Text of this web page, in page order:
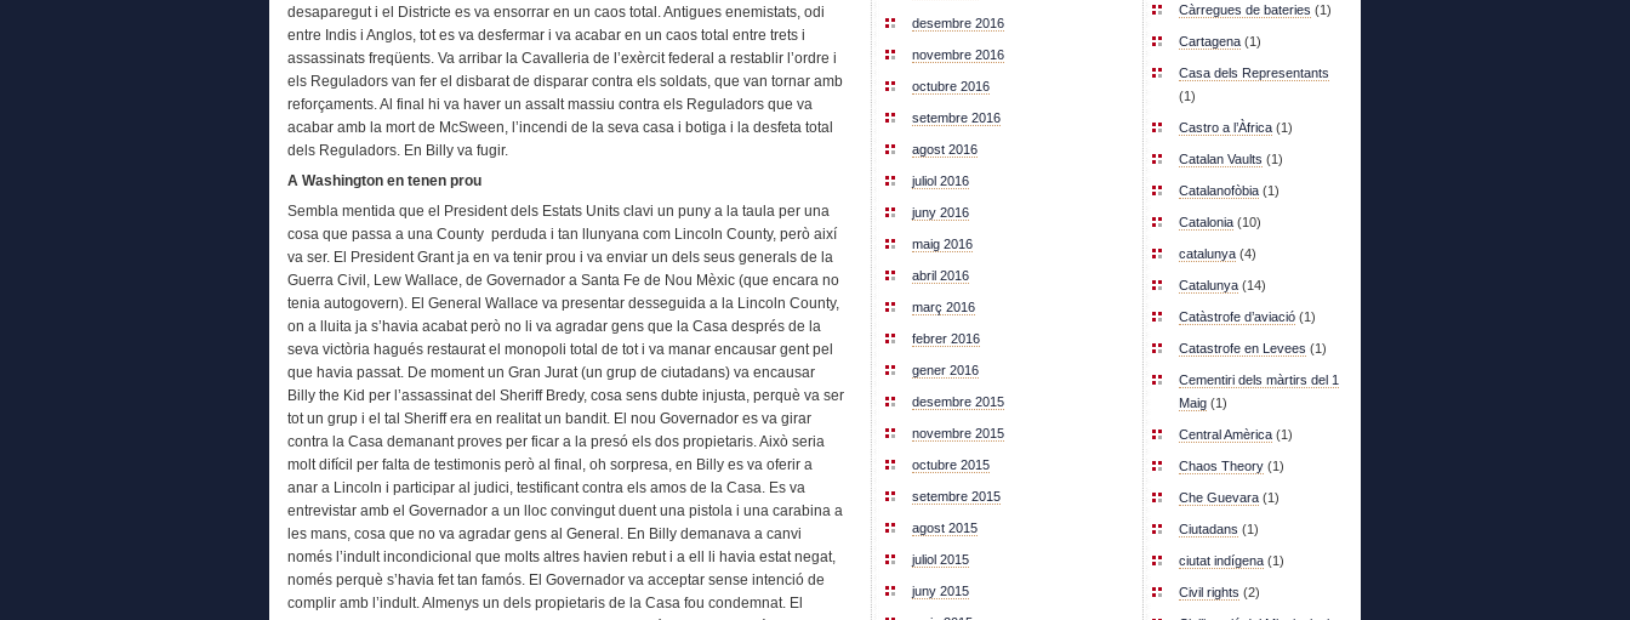
desaparegut i el Districte es va ensorrar en un caos total. Antigues enemistats, odi
entre Indis i Anglos, tot es va desfermar i va acabar en un caos total entre trets i
assassinats freqüents. Va arribar la Cavalleria de l’exèrcit federal a restablir l’ordre i
els Reguladors van fer el disbarat de disparar contra els soldats, que van tornar amb
reforçaments. Al final hi va haver un assalt massiu contra els Reguladors que va
acabar amb la mort de McSween, l’incendi de la seva casa i botiga i la desfeta total
dels Reguladors. En Billy va fugir.
A Washington en tenen prou
Sembla mentida que el President dels Estats Units clavi un puny a la taula per una
cosa que passa a una County perduda i tan llunyana com Lincoln County, però així
va ser. El President Grant ja en va tenir prou i va enviar un dels seus generals de la
Guerra Civil, Lew Wallace, de Governador a Santa Fe de Nou Mèxic (que encara no
tenia autogovern). El General Wallace va presentar desseguida a la Lincoln County,
on a lluita ja s’havia acabat però no li va agradar gens que la Casa després de la
seva victòria hagués restaurat el monopoli total de tot i va manar encausar gent pel
que havia passat. De moment un Gran Jurat (un grup de ciutadans) va encausar
Billy the Kid per l’assassinat del Sheriff Bredy, cosa sens dubte injusta, perquè va ser
tot un grup i el tal Sheriff era en realitat un bandit. El nou Governador es va girar
contra la Casa demanant proves per ficar a la presó els dos propietaris. Això seria
molt difícil per falta de testimonis però al final, oh sorpresa, en Billy es va oferir a
anar a Lincoln i participar al judici, testificant contra els amos de la Casa. Es va
entrevistar amb el Governador a un lloc convingut duent una pistola i una carabina a
les mans, cosa que no va agradar gens al General. En Billy demanava a canvi
només l’indult incondicional que molts altres havien rebut i a ell li havia estat negat,
només perquè s’havia fet tan famós. El Governador va acceptar sense intenció de
complir amb l’indult. Almenys un dels propietaris de la Casa fou condemnat. El
desembre 2016
novembre 2016
octubre 2016
setembre 2016
agost 2016
juliol 2016
juny 2016
maig 2016
abril 2016
març 2016
febrer 2016
gener 2016
desembre 2015
novembre 2015
octubre 2015
setembre 2015
agost 2015
juliol 2015
juny 2015
Càrregues de bateries (1)
Cartagena (1)
Casa dels Representants
(1)
Castro a l’Àfrica (1)
Catalan Vaults (1)
Catalanofòbia (1)
Catalonia (10)
catalunya (4)
Catalunya (14)
Catàstrofe d’aviació (1)
Catastrofe en Levees (1)
Cementiri dels màrtirs del 1
Maig (1)
Central Amèrica (1)
Chaos Theory (1)
Che Guevara (1)
Ciutadans (1)
ciutat indígena (1)
Civil rights (2)